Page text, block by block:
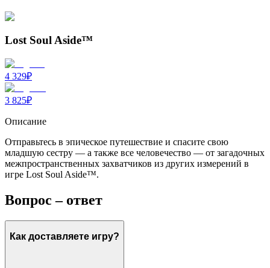
Lost Soul Aside™
4 329₽
3 825₽
Описание
Отправьтесь в эпическое путешествие и спасите свою
младшую сестру — а также все человечество — от загадочных
межпространственных захватчиков из других измерений в
игре Lost Soul Aside™.
Вопрос – ответ
Как доставляете игру?